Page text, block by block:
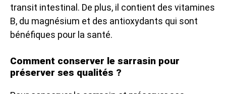
transit intestinal. De plus, il contient des vitamines
B, du magnésium et des antioxydants qui sont
bénéfiques pour la santé.
Comment conserver le sarrasin pour
préserver ses qualités ?